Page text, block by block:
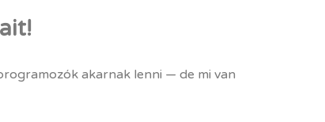
akarnak lenni — de mi van